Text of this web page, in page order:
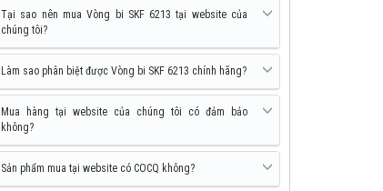
Tại sao nên mua Vòng bi SKF 6213 tại website của
chúng tôi?
Làm sao phân biệt được Vòng bi SKF 6213 chính hãng?
Mua hàng tại website của chúng tôi có đảm bảo
không?
Sản phẩm mua tại website có COCQ không?